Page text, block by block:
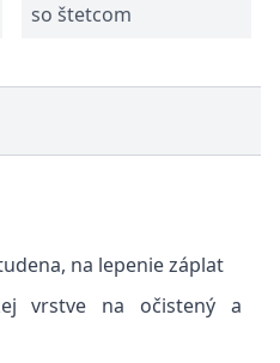
so štetcom
na lepenie záplat
vrstve na očistený a